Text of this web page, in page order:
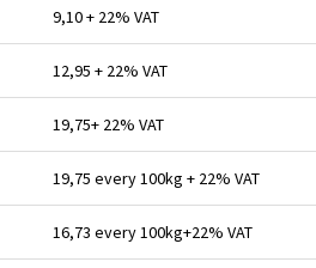
9,10 + 22% VAT
12,95 + 22% VAT
19,75+ 22% VAT
19,75 every 100kg + 22% VAT
16,73 every 100kg+22% VAT